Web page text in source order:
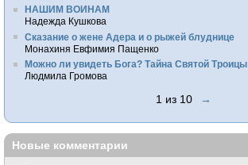
НАШИМ ВОИНАМ
Надежда Кушкова
Сказание о жене Адера и о рыжей блуднице
Монахиня Евфимия Пащенко
Можно ли увидеть Бога? Тайна Святой Троицы
Людмила Громова
1 из 10 →
Новые комментарии